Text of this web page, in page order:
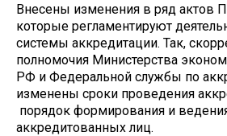
Внесены изменения в ряд актов
которые регламентируют
системы аккредитации. Так,
полномочия Министерства
РФ и Федеральной службы по
изменены сроки проведения
порядок формирования и
аккредитованных лиц.